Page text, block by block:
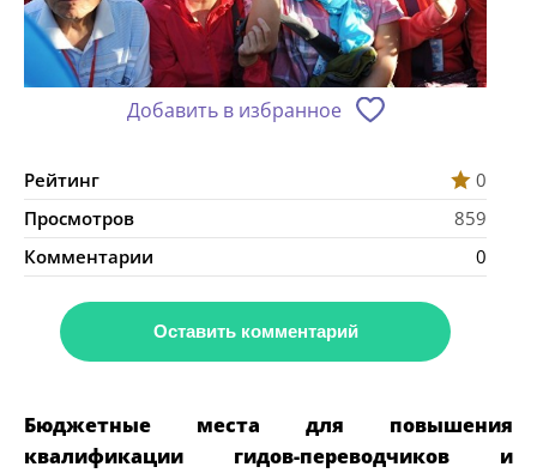
Добавить в избранное
Рейтинг
0
Просмотров
859
Комментарии
0
Оставить комментарий
Бюджетные места для повышения
квалификации гидов-переводчиков и